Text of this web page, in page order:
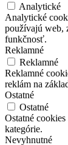
Analytické
Analytické
používajú web,
funkčnosť.
Reklamné
Reklamné
Reklamné
reklám na
Ostatné
Ostatné
Ostatné
kategórie.
Nevyhnutné